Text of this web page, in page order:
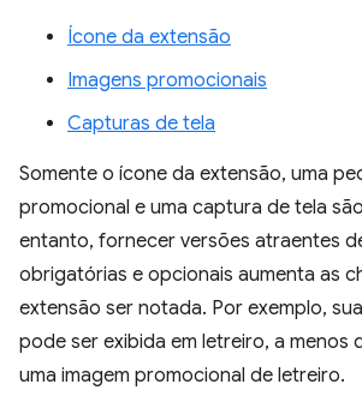
Ícone da extensão
Imagens promocionais
Capturas de tela
Somente o ícone da extensão, uma
promocional e uma captura de tela
entanto, fornecer versões atraentes
obrigatórias e opcionais aumenta as
extensão ser notada. Por exemplo,
pode ser exibida em letreiro, a menos
uma imagem promocional de letreiro.